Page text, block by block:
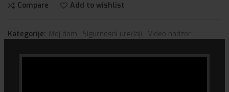
Compare Add to wishlist
Kategorije: Moj dom , Sigurnosni uređaji , Video nadzor